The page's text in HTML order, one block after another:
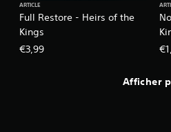
Full Restore - Heirs of the
Kings
ARTICLE
€3,99
Afficher